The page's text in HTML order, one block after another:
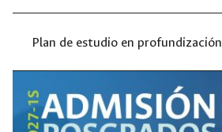
Plan de estudio en profundización